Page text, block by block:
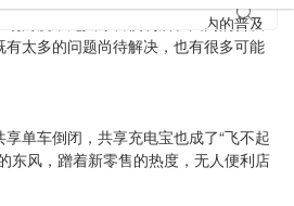
搜索社区
角度，无人零售便利店在国内的普及
太多的问题尚待解决，也有很多可能
单车倒闭，共享充电宝也成了“飞不起
东风，蹭着新零售的热度，无人便利店